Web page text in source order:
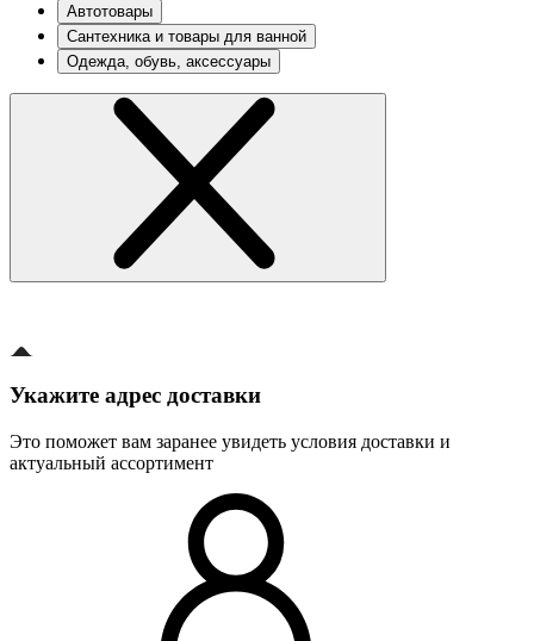
Автотовары
Сантехника и товары для ванной
Одежда, обувь, аксессуары
Укажите адрес доставки
Это поможет вам заранее увидеть условия доставки и
актуальный ассортимент